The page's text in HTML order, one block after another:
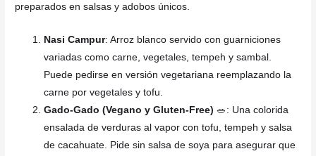
preparados en salsas y adobos únicos.
Nasi Campur: Arroz blanco servido con guarniciones
variadas como carne, vegetales, tempeh y sambal.
Puede pedirse en versión vegetariana reemplazando la
carne por vegetales y tofu.
Gado-Gado (Vegano y Gluten-Free) 🥗: Una colorida
ensalada de verduras al vapor con tofu, tempeh y salsa
de cacahuate. Pide sin salsa de soya para asegurar que